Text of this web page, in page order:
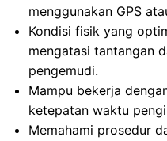
menggunakan GPS
Kondisi fisik yang
mengatasi tantangan
pengemudi.
Mampu bekerja
ketepatan waktu
Memahami prosedur